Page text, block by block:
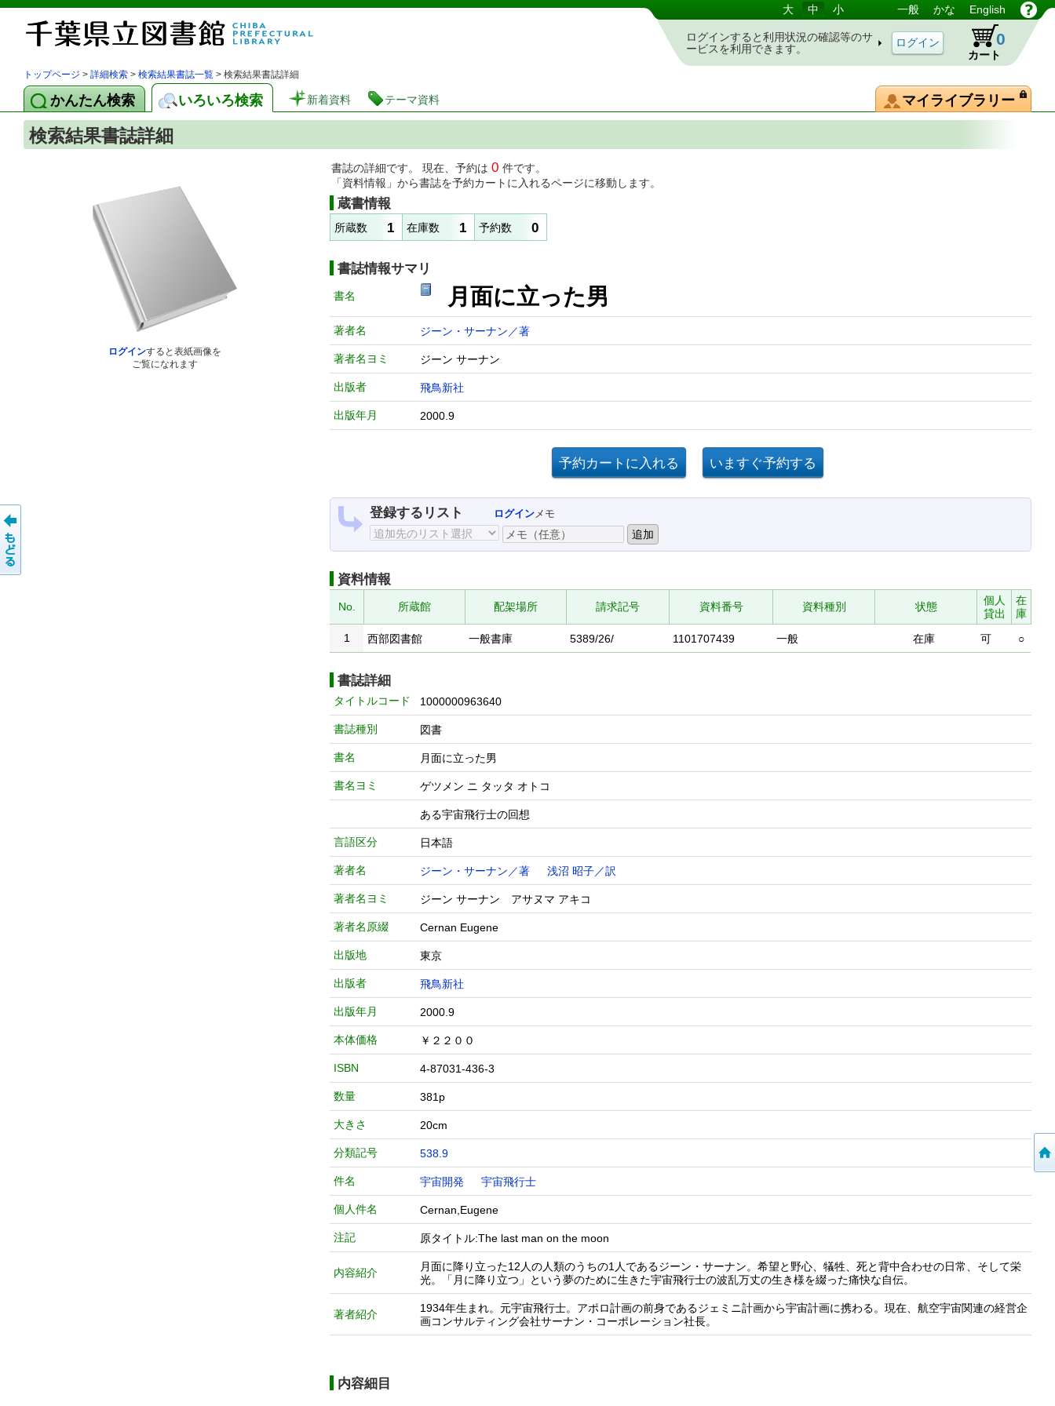
図書館 蔵書検索・予約システム 大 中 小 一般 かな English
ログインすると利用状況の確認等のサ
ービスを利用できます。
カート
0
トップページ > 詳細検索 > 検索結果書誌一覧 > 検索結果書誌詳細
かんたん検索 いろいろ検索 新着資料 テーマ資料 マイライブラリー
検索結果書誌詳細
ログインすると表紙画像を
ご覧になれます
書誌の詳細です。 現在、予約は 0 件です。
「資料情報」から書誌を予約カートに入れるページに移動します。
蔵書情報
所蔵数 1 在庫数 1 予約数 0
書誌情報サマリ
書名 月面に立った男
著者名 ジーン・サーナン／著
著者名ヨミ ジーン サーナン
出版者 飛鳥新社
出版年月 2000.9
登録するリスト ログインメモ
資料情報
No. 所蔵館 配架場所 請求記号 資料番号 資料種別 状態
個人
貸出
在
庫
1
西部図書館 一般書庫 5389/26/ 1101707439 一般 在庫 可 ○
書誌詳細
タイトルコード 1000000963640
書誌種別 図書
書名 月面に立った男
書名ヨミ ゲツメン ニ タッタ オトコ
ある宇宙飛行士の回想
言語区分 日本語
著者名 ジーン・サーナン／著 浅沼 昭子／訳
著者名ヨミ ジーン サーナン アサヌマ アキコ
著者名原綴 Cernan Eugene
出版地 東京
出版者 飛鳥新社
出版年月 2000.9
本体価格 ￥２２００
ISBN 4-87031-436-3
数量 381p
大きさ 20cm
分類記号 538.9
件名 宇宙開発 宇宙飛行士
個人件名 Cernan,Eugene
注記 原タイトル:The last man on the moon
内容紹介
月面に降り立った12人の人類のうちの1人であるジーン・サーナン。希望と野心、犠牲、死と背中合わせの日常、そして栄
光。「月に降り立つ」という夢のために生きた宇宙飛行士の波乱万丈の生き様を綴った痛快な自伝。
著者紹介
1934年生まれ。元宇宙飛行士。アポロ計画の前身であるジェミニ計画から宇宙計画に携わる。現在、航空宇宙関連の経営企
画コンサルティング会社サーナン・コーポレーション社長。
内容細目